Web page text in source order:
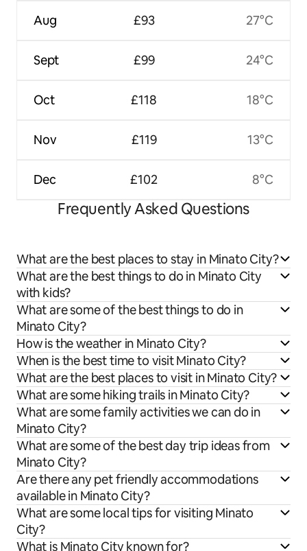
Aug
Sept
Oct
Nov
Dec
£93
£99
£118
£119
£102
27°C
24°C
18°C
13°C
8°C
Frequently Asked Questions
What are the best places to stay in Minato City?
What are the best things to do in Minato City
with kids?
What are some of the best things to do in
Minato City?
How is the weather in Minato City?
When is the best time to visit Minato City?
What are the best places to visit in Minato City?
What are some hiking trails in Minato City?
What are some family activities we can do in
Minato City?
What are some of the best day trip ideas from
Minato City?
Are there any pet friendly accommodations
available in Minato City?
What are some local tips for visiting Minato
City?
What is Minato City known for?